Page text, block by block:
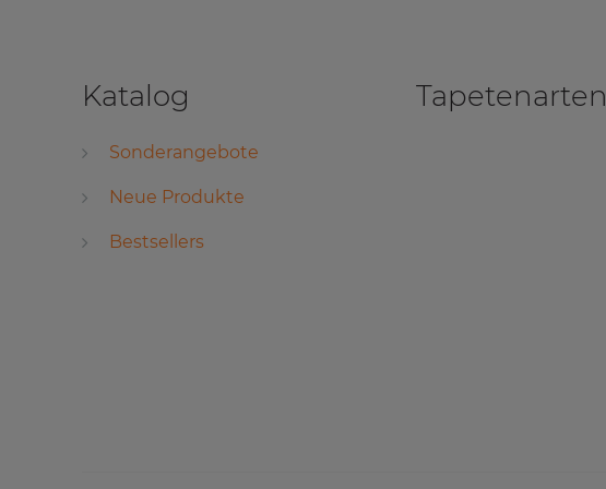
Katalog
Sonderangebote
Neue Produkte
Bestsellers
Tapetenarten